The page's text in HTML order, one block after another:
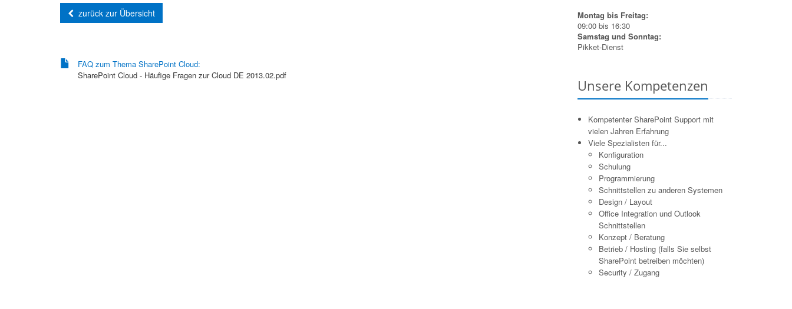
zurück zur Übersicht
FAQ zum Thema SharePoint Cloud:
SharePoint Cloud - Häufige Fragen zur Cloud DE 2013.02.pdf
Montag bis Freitag:
09:00 bis 16:30
Samstag und Sonntag:
Pikket-Dienst
Unsere Kompetenzen
Kompetenter SharePoint Support mit
vielen Jahren Erfahrung
Viele Spezialisten für...
Konfiguration
Schulung
Programmierung
Schnittstellen zu anderen Systemen
Design / Layout
Office Integration und Outlook
Schnittstellen
Konzept / Beratung
Betrieb / Hosting (falls Sie selbst
SharePoint betreiben möchten)
Security / Zugang